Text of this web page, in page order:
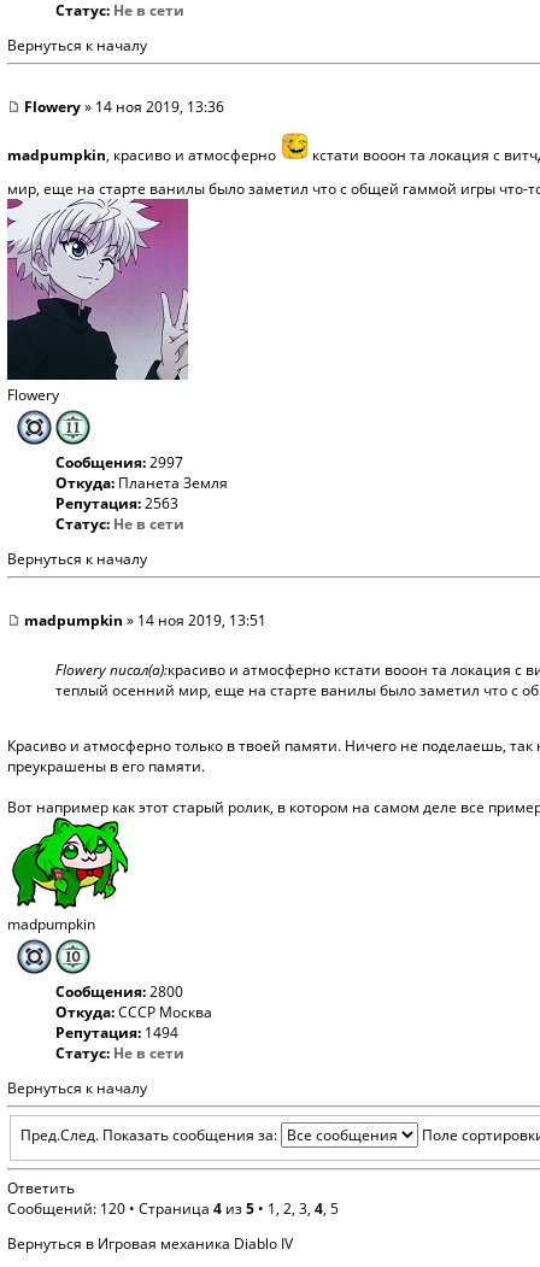
Статус: Не в сети
Вернуться к началу
Flowery» 14 ноя 2019, 13:36
madpumpkin, красиво и атмосферно
кстати вооон та локация с
мир, еще на старте ванилы было заметил что с общей гаммой игры что-
Flowery
Сообщения:2997
Откуда: Планета Земля
Репутация:2563
Статус: Не в сети
Вернуться к началу
madpumpkin » 14 ноя 2019, 13:51
Flowery писал(а):красиво и атмосферно кстати вооон та локация с
теплый осенний мир, еще на старте ванилы было заметил что с
Красиво и атмосферно только в твоей памяти. Ничего не поделаешь,
преукрашены в его памяти.
Вот например как этот старый ролик, в котором на самом деле все
madpumpkin
Сообщения:2800
Откуда:СССР Москва
Репутация: 1494
Статус: Не в сети
Вернуться к началу
Пред.След. Показать сообщения за: Поле
Ответить
Сообщений: 120 • Страница 4 из5 • 1, 2, 3, 4, 5
Вернуться в Игровая механика Diablo IV